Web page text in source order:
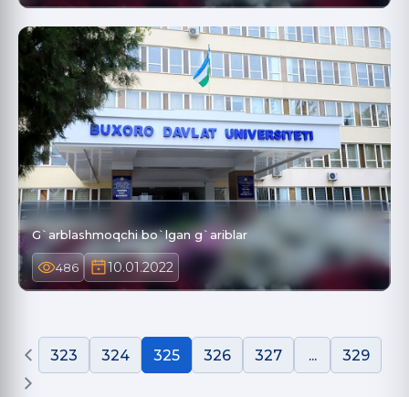
G`arblashmoqchi bo`lgan g`ariblar
486 10.01.2022
323 324 325 326 327 ... 329